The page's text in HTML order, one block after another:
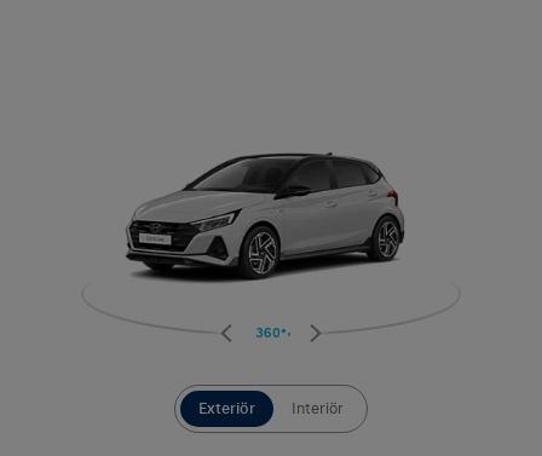
360°
Exteriör Interiör